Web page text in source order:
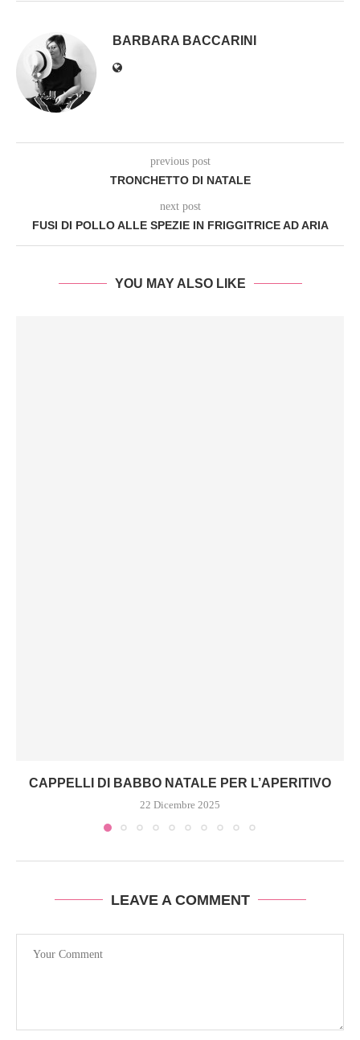
BARBARA BACCARINI
previous post
TRONCHETTO DI NATALE
next post
FUSI DI POLLO ALLE SPEZIE IN FRIGGITRICE AD ARIA
YOU MAY ALSO LIKE
CAPPELLI DI BABBO NATALE PER L’APERITIVO
22 Dicembre 2025
LEAVE A COMMENT